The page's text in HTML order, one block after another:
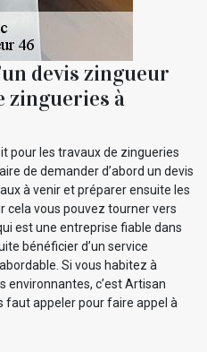
devis zingueur
zingueries à
pour les travaux de zingueries
de demander d’abord un devis
à venir et préparer ensuite les
cela vous pouvez tourner vers
est une entreprise fiable dans
bénéficier d’un service
Si vous habitez à
environnantes, c’est Artisan
faut appeler pour faire appel à